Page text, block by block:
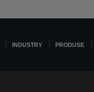
INDUSTRY PRODUSE